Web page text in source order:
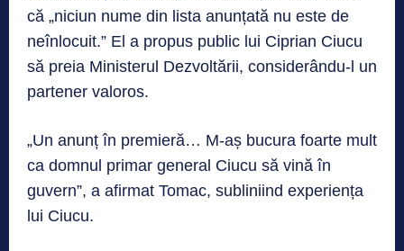
că „niciun nume din lista anunțată nu este de
neînlocuit.” El a propus public lui Ciprian Ciucu
să preia Ministerul Dezvoltării, considerându-l un
partener valoros.
„Un anunț în premieră… M-aș bucura foarte mult
ca domnul primar general Ciucu să vină în
guvern”, a afirmat Tomac, subliniind experiența
lui Ciucu.